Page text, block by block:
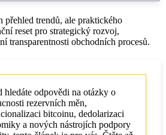
přehled trendů, ale praktického
reset pro strategický rozvoj,
transparentnosti obchodních procesů.
hledáte odpovědi na otázky o
rezervních měn,
bitcoinu, dedolarizaci
a nových nástrojích podpory